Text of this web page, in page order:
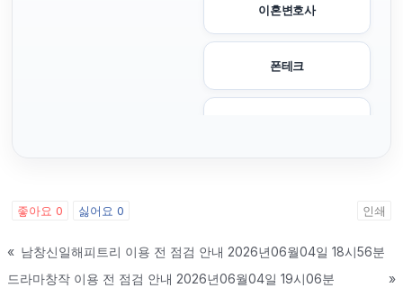
이혼변호사
폰테크
이혼변호사
좋아요 0 싫어요 0 인쇄
« 남창신일해피트리 이용 전 점검 안내 2026년06월04일 18시56분
드라마창작 이용 전 점검 안내 2026년06월04일 19시06분
»